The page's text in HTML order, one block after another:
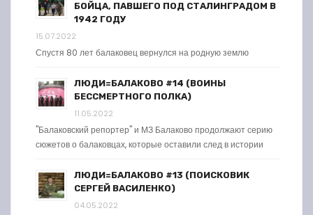
БОЙЦА, ПАВШЕГО ПОД СТАЛИНГРАДОМ В
1942 ГОДУ
15.07.2022
Спустя 80 лет балаковец вернулся на родную землю
ЛЮДИ=БАЛАКОВО #14 (ВОИНЫ
БЕССМЕРТНОГО ПОЛКА)
11.05.2022
"Балаковский репортер" и МЗ Балаково продолжают серию
сюжетов о балаковцах, которые оставили след в истории
ЛЮДИ=БАЛАКОВО #13 (ПОИСКОВИК
СЕРГЕЙ ВАСИЛЕНКО)
04.05.2022